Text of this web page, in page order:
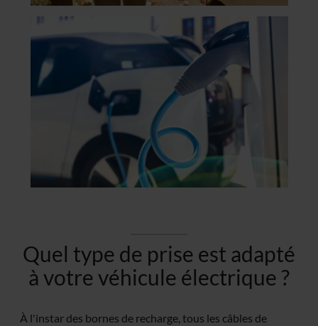
Quel type de prise est adapté
à votre véhicule électrique ?
À l'instar des bornes de recharge, tous les câbles de